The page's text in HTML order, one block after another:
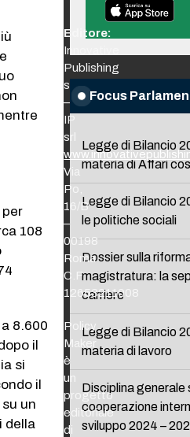
per
108
8.600
il
si
il
un
della
Focus
Legge di Bilancio
materia di Affari
Legge di Bilancio
le politiche sociali
Dossier sulla
magistratura: la
carriere
Legge di Bilancio
materia di lavoro
Disciplina generale
cooperazione
sviluppo 2024 –
Editore:
Innovative
Publishing
srl
–
IP
srl
Via
Po,
16/B
–
00198
Roma
C.F.
12653211008
Policy
Maker
è
un
progetto
editoriale
di